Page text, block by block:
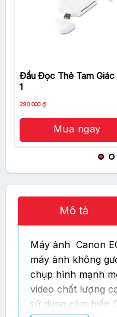
Đầu Đọc Thẻ Tam Giác
1
290.000₫
Mua ngay
Mô tả
Máy ảnh Canon
máy ảnh không
chụp hình mạnh
video chất lượng
sử dụng cảm biến